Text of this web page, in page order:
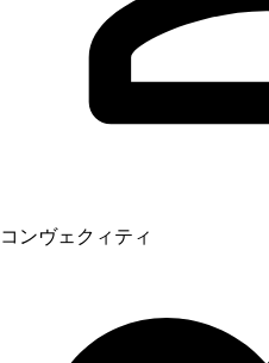
コンヴェクィティ